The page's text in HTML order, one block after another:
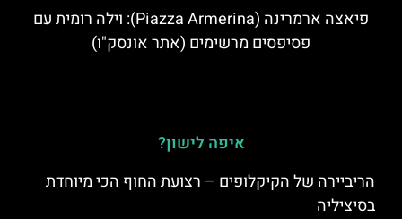
פיאצה ארמרינה (Piazza Armerina): וילה רומית עם
פסיפסים מרשימים (אתר אונסק"ו)
איפה לישון?
הריביירה של הקיקלופים – רצועת החוף הכי מיוחדת
בסיציליה